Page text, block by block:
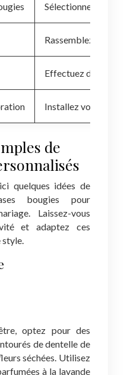
Sélectionnez des
Rassemblez tous
Effectuez des
Installez votre
de
quelques idées de
bougies pour
Laissez-vous
et adaptez ces
style.
optez pour des
de dentelle de
séchées. Utilisez
à la lavande